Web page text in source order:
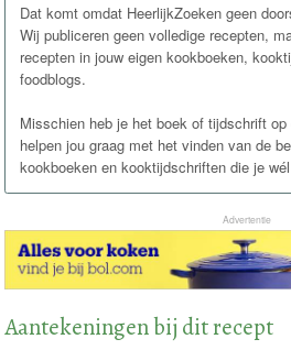
Dat komt omdat HeerlijkZoeken geen
Wij publiceren geen volledige recepten,
recepten in jouw eigen kookboeken,
foodblogs.
Misschien heb je het boek of tijdschrift
helpen jou graag met het vinden van de
kookboeken en kooktijdschriften die je
Advertentie
Aantekeningen bij dit recept